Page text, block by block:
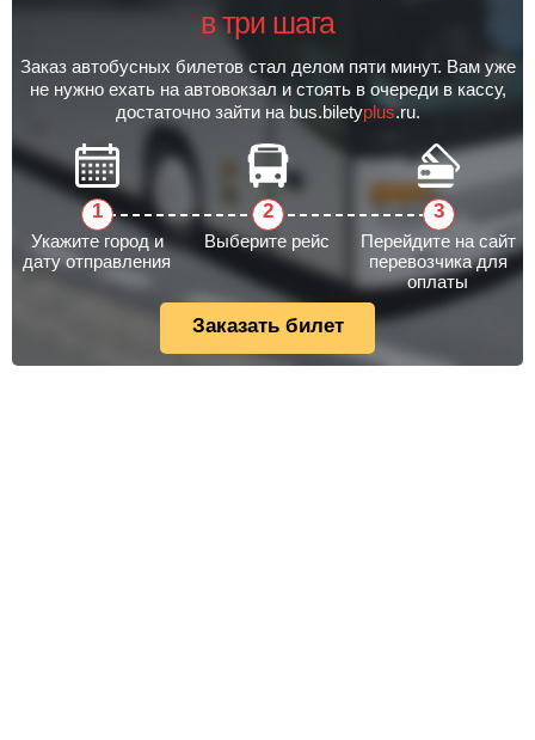
в три шага
Заказ автобусных билетов стал делом пяти минут. Вам уже
не нужно ехать на автовокзал и стоять в очереди в кассу,
достаточно зайти на bus.biletyplus.ru.
Укажите город и
дату отправления
Выберите рейс
Перейдите на сайт
перевозчика для
оплаты
Заказать билет